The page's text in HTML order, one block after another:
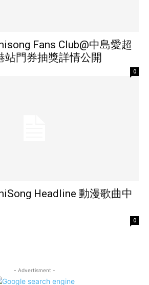
Fans Club@中島愛超
站門券抽獎詳情公開
0
Headline 動漫歌曲中
0
- Advertisment -